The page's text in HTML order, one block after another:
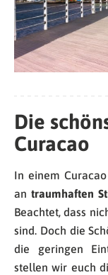
Die
Curacao
In einem
an traumhaften
Beachtet, dass
sind. Doch die
die geringen
stellen wir euch